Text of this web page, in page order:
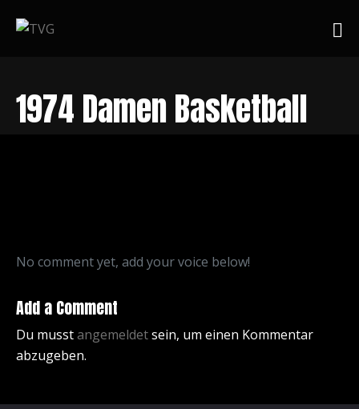
1974 Damen Basketball
No comment yet, add your voice below!
Add a Comment
Du musstangemeldetsein, um einen Kommentar
abzugeben.